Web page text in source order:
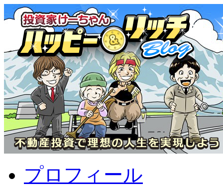
プロフィール